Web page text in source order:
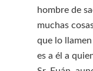
hombre de
muchas
que lo
es a él a